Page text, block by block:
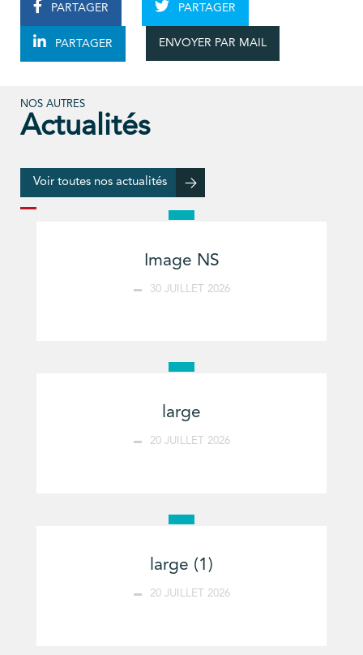
PARTAGER PARTAGER
PARTAGER ENVOYER PAR MAIL
NOS AUTRES
Actualités
Voir toutes nos actualités
Image NS
30 JUILLET 2026
large
20 JUILLET 2026
large (1)
20 JUILLET 2026